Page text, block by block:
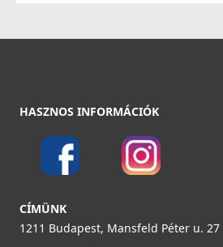
ELLECI - Csaptelep Shell Plus (C02)
MGKC0268
54 990 Ft
34 890 Ft
Csaplyukfúró FF35 35 mm-es
FF35
HASZNOS INFORMÁCIÓK
CÍMÜNK
1211 Budapest, Mansfeld Péter u. 27